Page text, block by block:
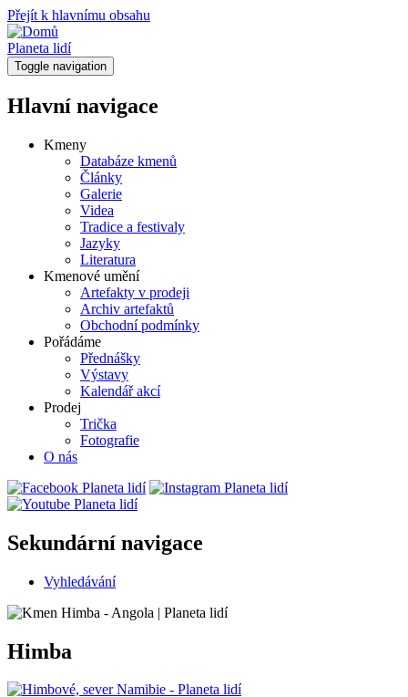
Přejít k hlavnímu obsahu
Planeta lidí
Toggle navigation
Hlavní navigace
Kmeny
Databáze kmenů
Články
Galerie
Videa
Tradice a festivaly
Jazyky
Literatura
Kmenové umění
Artefakty v prodeji
Archiv artefaktů
Obchodní podmínky
Pořádáme
Přednášky
Výstavy
Kalendář akcí
Prodej
Trička
Fotografie
O nás
Sekundární navigace
Vyhledávání
Himba